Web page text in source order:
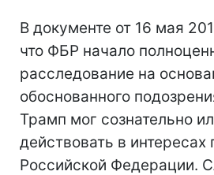
В документе от 16 мая
что ФБР начало
расследование на
обоснованного
Трамп мог сознательно
действовать в интересах
Российской Федерации.